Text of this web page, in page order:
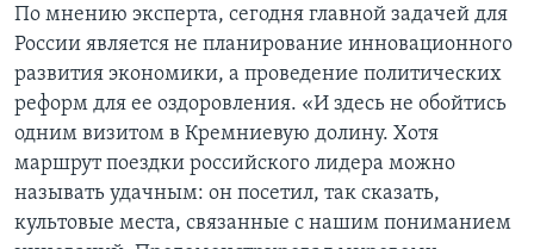
По мнению эксперта, сегодня главной задачей для
России является не планирование инновационного
развития экономики, а проведение политических
реформ для ее оздоровления. «И здесь не обойтись
одним визитом в Кремниевую долину. Хотя
маршрут поездки российского лидера можно
называть удачным: он посетил, так сказать,
культовые места, связанные с нашим пониманием